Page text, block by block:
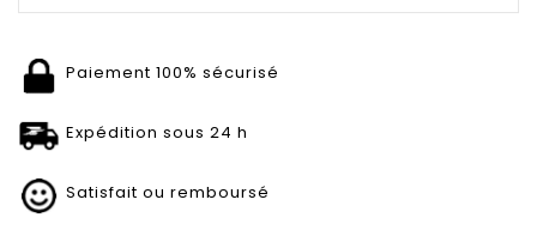
Paiement 100% sécurisé
Expédition sous 24 h
Satisfait ou remboursé